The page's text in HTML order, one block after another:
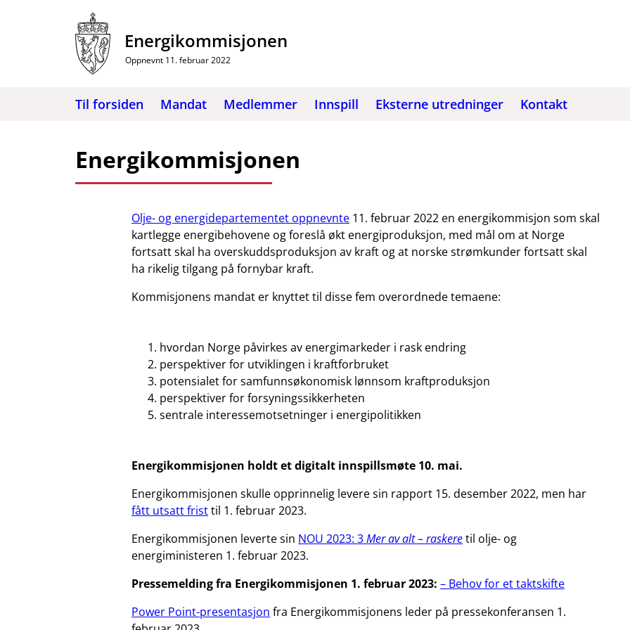
Energikommisjonen
Oppnevnt 11. februar 2022
Til forsiden Mandat Medlemmer Innspill Eksterne utredninger Kontakt
Energikommisjonen
Olje- og energidepartementet oppnevnte 11. februar 2022 en energikommisjon som skal
kartlegge energibehovene og foreslå økt energiproduksjon, med mål om at Norge
fortsatt skal ha overskuddsproduksjon av kraft og at norske strømkunder fortsatt skal
ha rikelig tilgang på fornybar kraft.
Kommisjonens mandat er knyttet til disse fem overordnede temaene:
hvordan Norge påvirkes av energimarkeder i rask endring
perspektiver for utviklingen i kraftforbruket
potensialet for samfunnsøkonomisk lønnsom kraftproduksjon
perspektiver for forsyningssikkerheten
sentrale interessemotsetninger i energipolitikken
Energikommisjonen holdt et digitalt innspillsmøte 10. mai.
Energikommisjonen skulle opprinnelig levere sin rapport 15. desember 2022, men har
fått utsatt fristtil 1. februar 2023.
Energikommisjonen leverte sin NOU 2023: 3Mer av alt – raskeretil olje- og
energiministeren 1. februar 2023.
Pressemelding fra Energikommisjonen 1. februar 2023: – Behov for et taktskifte
Power Point-presentasjon fra Energikommisjonens leder på pressekonferansen 1.